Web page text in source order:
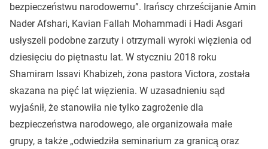
bezpieczeństwu narodowemu”. Irańscy chrześcijanie Amin
Nader Afshari, Kavian Fallah Mohammadi i Hadi Asgari
usłyszeli podobne zarzuty i otrzymali wyroki więzienia od
dziesięciu do piętnastu lat. W styczniu 2018 roku
Shamiram Issavi Khabizeh, żona pastora Victora, została
skazana na pięć lat więzienia. W uzasadnieniu sąd
wyjaśnił, że stanowiła nie tylko zagrożenie dla
bezpieczeństwa narodowego, ale organizowała małe
grupy, a także „odwiedziła seminarium za granicą oraz